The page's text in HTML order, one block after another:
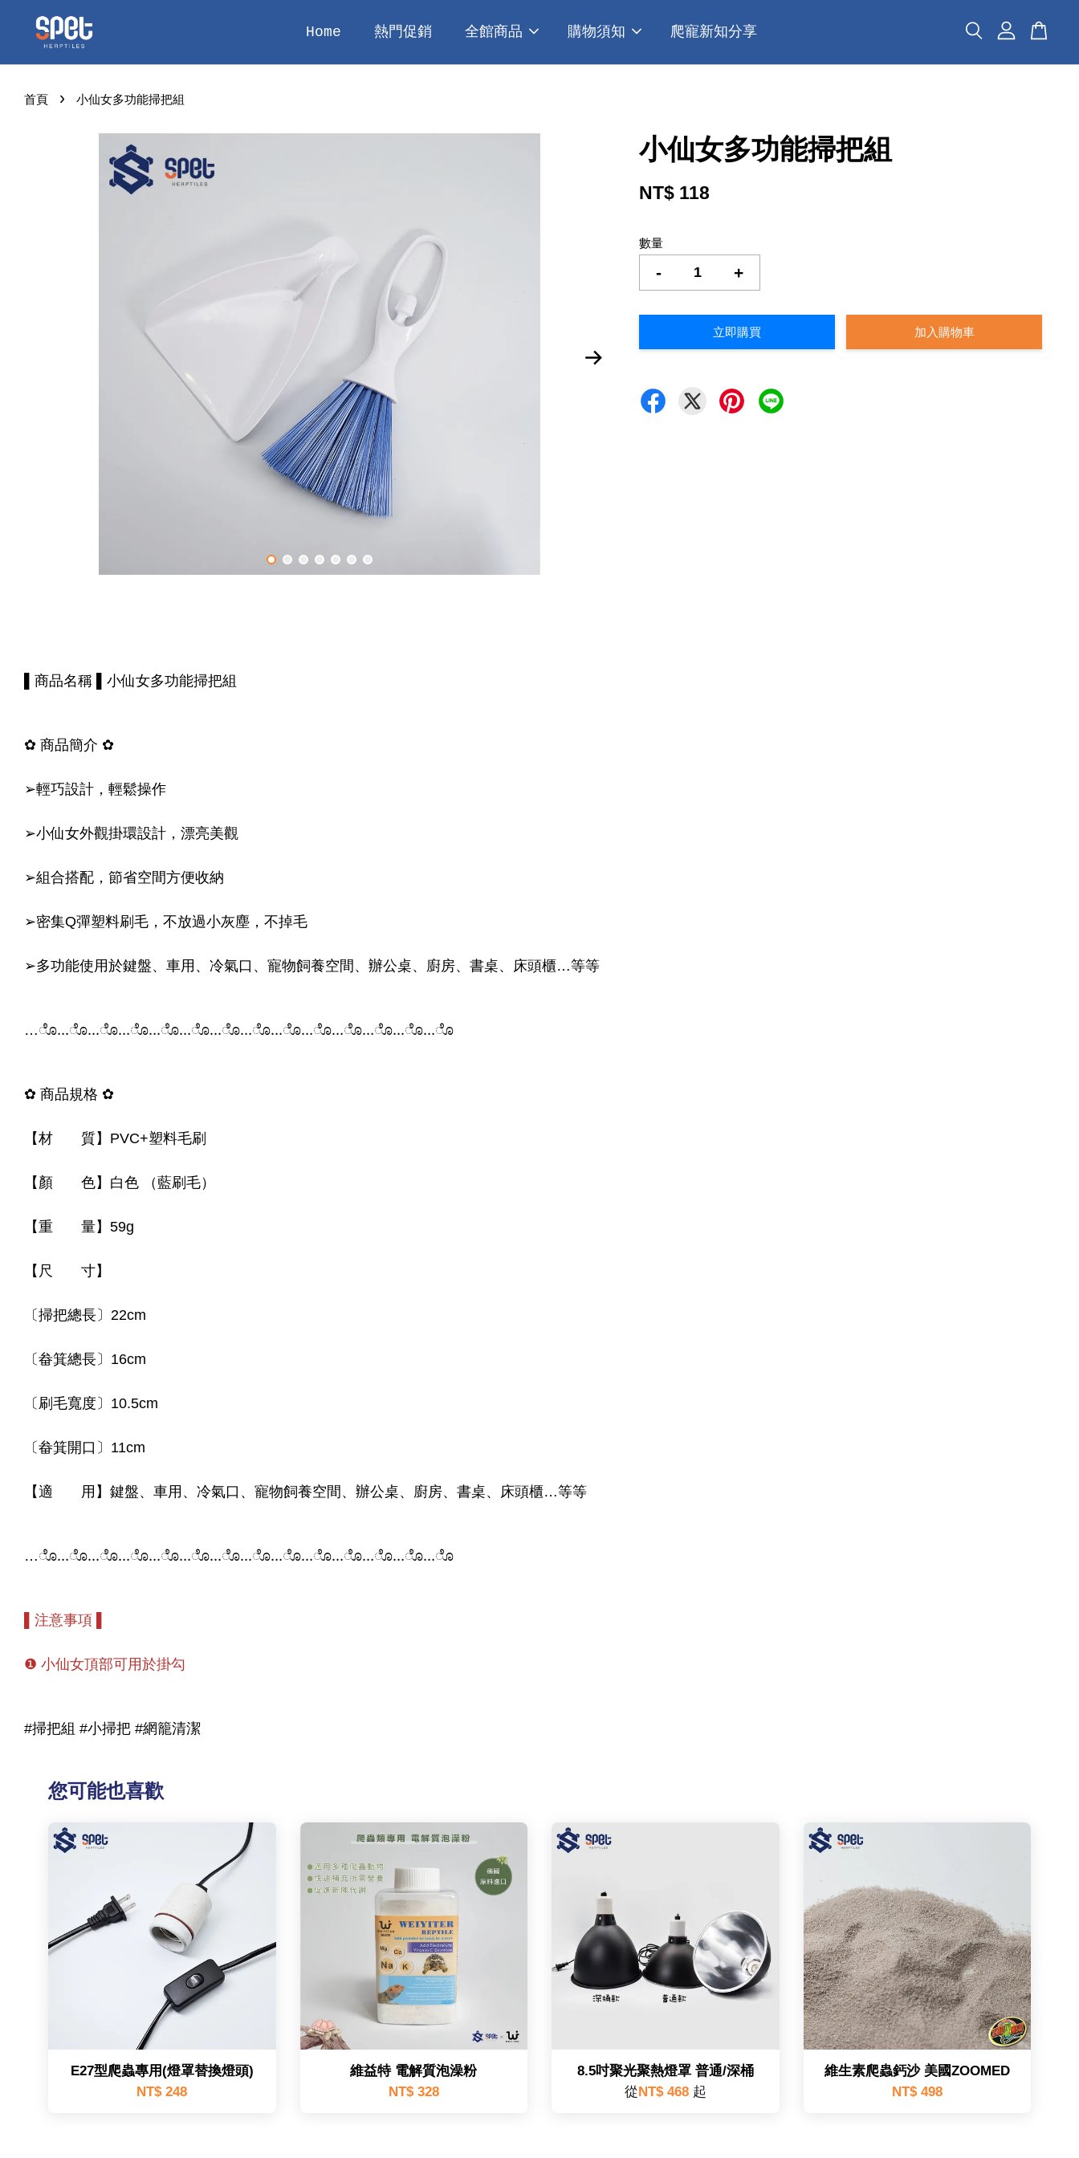
Home 熱門促銷 全館商品 購物須知 爬寵新知分享
首頁 › 小仙女多功能掃把組
小仙女多功能掃把組
NT$ 118
數量
- +
立即購買 加入購物車
▌商品名稱 ▌小仙女多功能掃把組
✿ 商品簡介 ✿
➢輕巧設計，輕鬆操作
➢小仙女外觀掛環設計，漂亮美觀
➢組合搭配，節省空間方便收納
➢密集Q彈塑料刷毛，不放過小灰塵，不掉毛
➢多功能使用於鍵盤、車用、冷氣口、寵物飼養空間、辦公桌、廚房、書桌、床頭櫃…等等
…ೊ…ೊ…ೊ…ೊ…ೊ…ೊ…ೊ…ೊ…ೊ…ೊ…ೊ…ೊ…ೊ…ೊ
✿ 商品規格 ✿
【材 質】PVC+塑料毛刷
【顏 色】白色 （藍刷毛）
【重 量】59g
【尺 寸】
〔掃把總長〕22cm
〔畚箕總長〕16cm
〔刷毛寬度〕10.5cm
〔畚箕開口〕11cm
【適 用】鍵盤、車用、冷氣口、寵物飼養空間、辦公桌、廚房、書桌、床頭櫃…等等
…ೊ…ೊ…ೊ…ೊ…ೊ…ೊ…ೊ…ೊ…ೊ…ೊ…ೊ…ೊ…ೊ…ೊ
▌注意事項 ▌
❶ 小仙女頂部可用於掛勾
#掃把組 #小掃把 #網籠清潔
您可能也喜歡
E27型爬蟲專用(燈罩替換燈頭)
NT$ 248
維益特 電解質泡澡粉
NT$ 328
8.5吋聚光聚熱燈罩 普通/深桶
從NT$ 468 起
維生素爬蟲鈣沙 美國ZOOMED
NT$ 498